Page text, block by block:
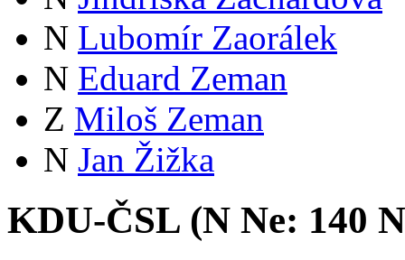
N Lubomír Zaorálek
N Eduard Zeman
Z Miloš Zeman
N Jan Žižka
KDU-ČSL (N Ne: 140